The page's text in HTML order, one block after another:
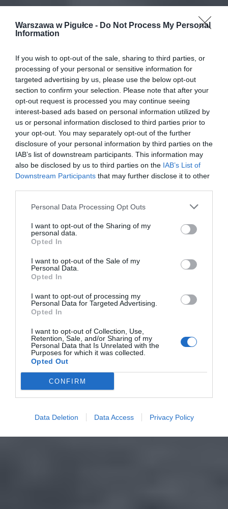
Warszawa w Pigułce - Do Not Process My Personal
Information
If you wish to opt-out of the sale, sharing to third parties, or
processing of your personal or sensitive information for
targeted advertising by us, please use the below opt-out
section to confirm your selection. Please note that after your
opt-out request is processed you may continue seeing
interest-based ads based on personal information utilized by
us or personal information disclosed to third parties prior to
your opt-out. You may separately opt-out of the further
disclosure of your personal information by third parties on the
IAB’s list of downstream participants. This information may
also be disclosed by us to third parties on the IAB’s List of
Downstream Participants that may further disclose it to other
Personal Data Processing Opt Outs
I want to opt-out of the Sharing of my
personal data.
Opted In
I want to opt-out of the Sale of my
Personal Data.
Opted In
I want to opt-out of processing my
Personal Data for Targeted Advertising.
Opted In
I want to opt-out of Collection, Use,
Retention, Sale, and/or Sharing of my
Personal Data that Is Unrelated with the
Purposes for which it was collected.
Opted Out
CONFIRM
Data Deletion Data Access Privacy Policy